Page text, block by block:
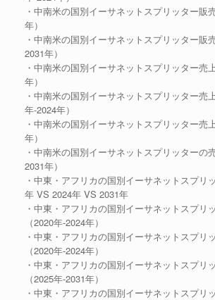
・中南米の国別イーサネットスプリッター販
年）
・中南米の国別イーサネットスプリッター販
2031年）
・中南米の国別イーサネットスプリッター売
年）
・中南米の国別イーサネットスプリッター売
年-2024年）
・中南米の国別イーサネットスプリッター売
年）
・中南米の国別イーサネットスプリッターの
2031年）
・中東・アフリカの国別イーサネットスプリ
年 VS 2024年 VS 2031年
・中東・アフリカの国別イーサネットスプリ
（2020年-2024年）
・中東・アフリカの国別イーサネットスプリ
（2020年-2024年）
・中東・アフリカの国別イーサネットスプリ
（2025年-2031年）
・中東・アフリカの国別イーサネットスプリ